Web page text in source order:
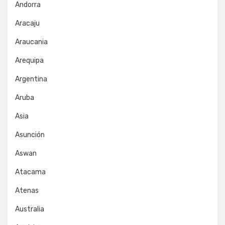
Andorra
Aracaju
Araucania
Arequipa
Argentina
Aruba
Asia
Asunción
Aswan
Atacama
Atenas
Australia